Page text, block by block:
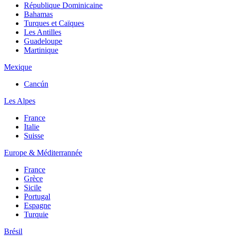
République Dominicaine
Bahamas
Turques et Caïques
Les Antilles
Guadeloupe
Martinique
Mexique
Cancún
Les Alpes
France
Italie
Suisse
Europe & Méditerrannée
France
Grèce
Sicile
Portugal
Espagne
Turquie
Brésil